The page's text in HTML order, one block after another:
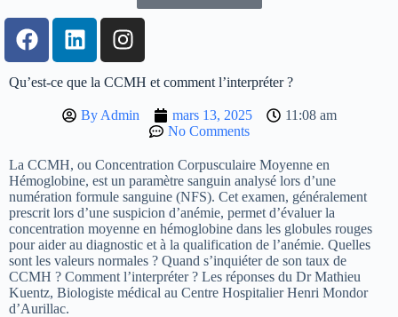
Qu’est-ce que la CCMH et comment l’interpréter ?
ByAdmin mars 13, 2025
11:08 am
No Comments
La CCMH, ou Concentration Corpusculaire Moyenne en
Hémoglobine, est un paramètre sanguin analysé lors d’une
numération formule sanguine (NFS). Cet examen, généralement
prescrit lors d’une suspicion d’anémie, permet d’évaluer la
concentration moyenne en hémoglobine dans les globules rouges
pour aider au diagnostic et à la qualification de l’anémie. Quelles
sont les valeurs normales ? Quand s’inquiéter de son taux de
CCMH ? Comment l’interpréter ? Les réponses du Dr Mathieu
Kuentz, Biologiste médical au Centre Hospitalier Henri Mondor
d’Aurillac.